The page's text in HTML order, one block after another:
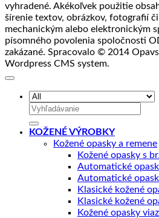
vyhradené. Akékoľvek použitie
šírenie textov, obrázkov, fotografií
mechanickým alebo elektronickým
písomného povolenia spoločnosti
zakázané. Spracovalo © 2014
Wordpress CMS system.
Hľadať:
KOŽENÉ VÝROBKY
Kožené opasky a remene
Kožené opasky s
Automatické
Automatické
Klasické kožené
Klasické kožené
Kožené opasky